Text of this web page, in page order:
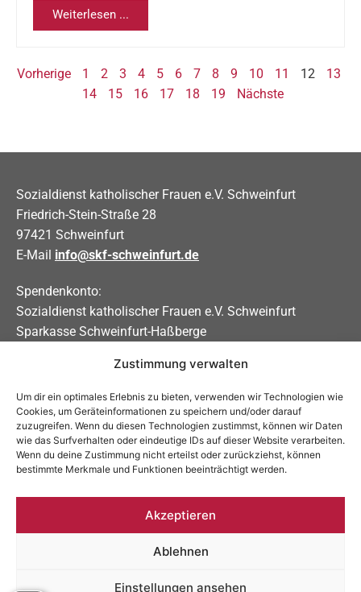
Zustimmung verwalten
Um dir ein optimales Erlebnis zu bieten, verwenden wir Technologien wie
Cookies, um Geräteinformationen zu speichern und/oder darauf
zuzugreifen. Wenn du diesen Technologien zustimmst, können wir Daten
wie das Surfverhalten oder eindeutige IDs auf dieser Website verarbeiten.
Wenn du deine Zustimmung nicht erteilst oder zurückziehst, können
bestimmte Merkmale und Funktionen beeinträchtigt werden.
Akzeptieren
Ablehnen
Einstellungen ansehen
Weiterlesen ...
Vorherige 1 2 3 4 5 6 7 8 9 10 11 12
13
14
15 16 17 18 19 Nächste
Sozialdienst katholischer Frauen e.V. Schweinfurt
Friedrich-Stein-Straße 28
97421 Schweinfurt
E-Mail info@skf-schweinfurt.de
Spendenkonto:
Sozialdienst katholischer Frauen e.V. Schweinfurt
Sparkasse Schweinfurt-Haßberge
IBAN DE31 7935 0101 0000 0208 83
Soziale Medien
Allgemein:
Impressum
Datenschutzerklärung